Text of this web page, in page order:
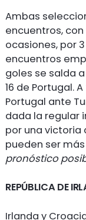
Ambas
encuentros,
ocasiones, por
encuentros
goles se salda
16 de Portugal.
Portugal ante
dada la regular
por una victoria
pueden ser
pronóstico
REPÚBLICA DE
Irlanda y